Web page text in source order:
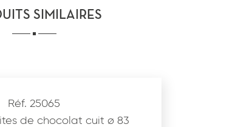
SIMILAIRES
Réf. 25065
de chocolat cuit ø 83